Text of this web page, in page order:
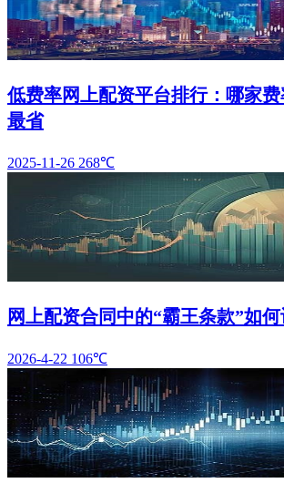
低费率网上配资平台排行：哪家
最省
2025-11-26 268℃
网上配资合同中的“霸王条款”如
2026-4-22 106℃